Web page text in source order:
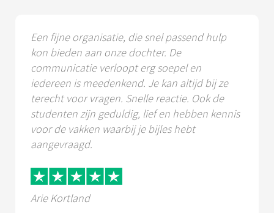
Een fijne organisatie, die snel passend hulp
kon bieden aan onze dochter. De
communicatie verloopt erg soepel en
iedereen is meedenkend. Je kan altijd bij ze
terecht voor vragen. Snelle reactie. Ook de
studenten zijn geduldig, lief en hebben kennis
voor de vakken waarbij je bijles hebt
aangevraagd.
Arie Kortland